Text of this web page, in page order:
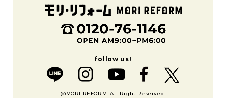
@MORI REFORM. All Right Reserved.